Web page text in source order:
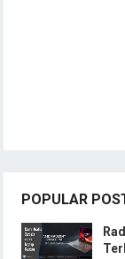
POPULAR